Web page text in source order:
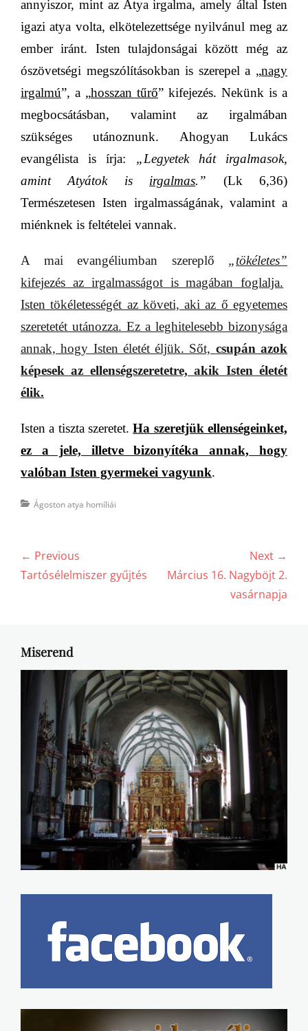
annyiszor, mint az Atya irgalma, amely által Isten
igazi atya volta, elkötelezettsége nyilvánul meg az
ember iránt. Isten tulajdonságai között még az
ószövetségi megszólításokban is szerepel a „nagy
irgalmú”, a „hosszan tűrő” kifejezés. Nekünk is a
megbocsátásban, valamint az irgalmában
szükséges utánoznunk. Ahogyan Lukács
evangélista is írja: „Legyetek hát irgalmasok,
amint Atyátok is irgalmas.” (Lk 6,36)
Természetesen Isten irgalmasságának, valamint a
miénknek is feltételei vannak.
A mai evangéliumban szereplő „tökéletes”
kifejezés az irgalmasságotis magában foglalja.
Isten tökéletességét az követi, aki az ő egyetemes
szeretetét utánozza. Ez a leghitelesebb bizonysága
annak, hogy Isten életét éljük. Sőt, csupán azok
képesek az ellenségszeretetre, akik Isten életét
élik.
Isten a tiszta szeretet.Ha szeretjük ellenségeinket,
ez a jele, illetve bizonyítéka annak, hogy
valóban Isten gyermekei vagyunk.
Categories
Ágoston atya homíliái
Bejegyzés
navigáció
← Previous
Previous
Tartósélelmiszer gyűjtés
Next →
NextMárcius 16. Nagyböjt 2.
vasárnapja
Miserend